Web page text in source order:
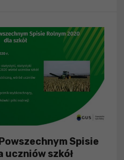
Spisie
uczniów szkół